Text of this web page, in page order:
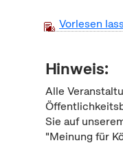
Vorlesen
Hinweis:
Alle
Sie auf
"Meinung für